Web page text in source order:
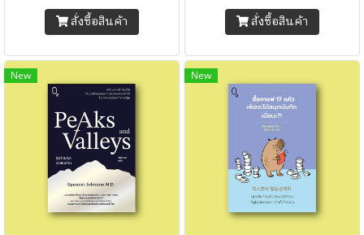
สั่งซื้อสินค้า สั่งซื้อสินค้า
New New